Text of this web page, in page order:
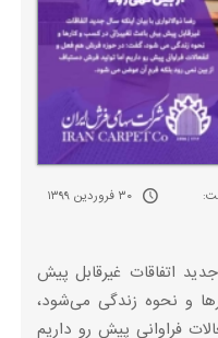
۳۰ فروردین ۱۳۹۹
اتفاقات غیرقابل پیش
و نحوه زندگی می‌شود،
فراوانی پیش رو داریم